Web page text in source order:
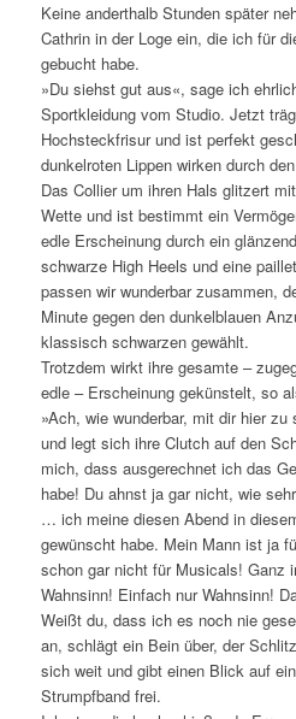
Keine anderthalb Stunden später
Cathrin in der Loge ein, die ich für
gebucht habe.
»Du siehst gut aus«, sage ich
Sportkleidung vom Studio. Jetzt
Hochsteckfrisur und ist perfekt
dunkelroten Lippen wirken durch
Das Collier um ihren Hals glitzert
Wette und ist bestimmt ein
edle Erscheinung durch ein
schwarze High Heels und eine
passen wir wunderbar zusammen,
Minute gegen den dunkelblauen
klassisch schwarzen gewählt.
Trotzdem wirkt ihre gesamte –
edle – Erscheinung gekünstelt, so
»Ach, wie wunderbar, mit dir hier
und legt sich ihre Clutch auf den
mich, dass ausgerechnet ich das
habe! Du ahnst ja gar nicht, wie
… ich meine diesen Abend in
gewünscht habe. Mein Mann ist ja
schon gar nicht für Musicals! Ganz
Wahnsinn! Einfach nur Wahnsinn!
Weißt du, dass ich es noch nie
an, schlägt ein Bein über, der
sich weit und gibt einen Blick auf
Strumpfband frei.